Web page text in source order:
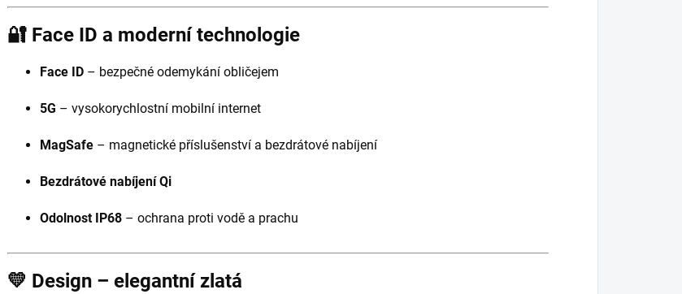
🔐 Face ID a moderní technologie
Face ID – bezpečné odemykání obličejem
5G – vysokorychlostní mobilní internet
MagSafe – magnetické příslušenství a bezdrátové nabíjení
Bezdrátové nabíjení Qi
Odolnost IP68 – ochrana proti vodě a prachu
💛 Design – elegantní zlatá